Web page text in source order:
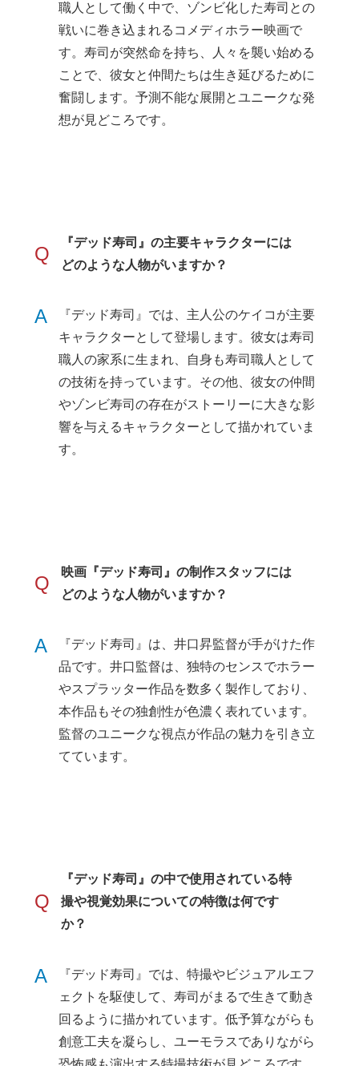
職人として働く中で、ゾンビ化した寿司との
戦いに巻き込まれるコメディホラー映画で
す。寿司が突然命を持ち、人々を襲い始める
ことで、彼女と仲間たちは生き延びるために
奮闘します。予測不能な展開とユニークな発
想が見どころです。
Q
『デッド寿司』の主要キャラクターには
どのような人物がいますか？
A
『デッド寿司』では、主人公のケイコが主要
キャラクターとして登場します。彼女は寿司
職人の家系に生まれ、自身も寿司職人として
の技術を持っています。その他、彼女の仲間
やゾンビ寿司の存在がストーリーに大きな影
響を与えるキャラクターとして描かれていま
す。
Q
映画『デッド寿司』の制作スタッフには
どのような人物がいますか？
A
『デッド寿司』は、井口昇監督が手がけた作
品です。井口監督は、独特のセンスでホラー
やスプラッター作品を数多く製作しており、
本作品もその独創性が色濃く表れています。
監督のユニークな視点が作品の魅力を引き立
てています。
Q
『デッド寿司』の中で使用されている特
撮や視覚効果についての特徴は何です
か？
A
『デッド寿司』では、特撮やビジュアルエフ
ェクトを駆使して、寿司がまるで生きて動き
回るように描かれています。低予算ながらも
創意工夫を凝らし、ユーモラスでありながら